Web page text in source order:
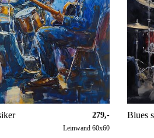
279,-
Leinwand 60x60